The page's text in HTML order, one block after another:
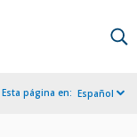
Esta página en: Español